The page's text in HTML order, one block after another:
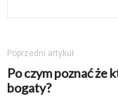
Poprzedni artykuł
Po czym poznać że
bogaty?